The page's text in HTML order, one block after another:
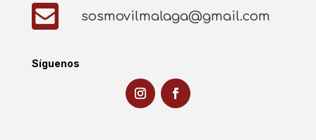
 sosmovilmalaga@gmail.com
Síguenos